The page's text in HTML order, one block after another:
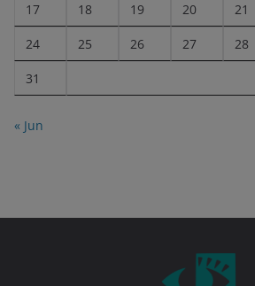
17 18 19 20 21
24 25 26 27 28
31
« Jun